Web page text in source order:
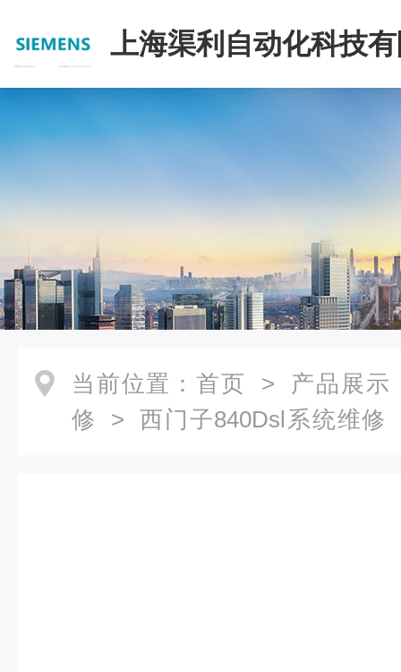
上海渠利自动化科技
当前位置： 首页 > 产品展示
修 > 西门子840Dsl系统维修